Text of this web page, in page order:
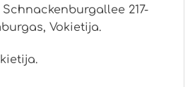
Schnackenburgallee 217-
Vokietija.